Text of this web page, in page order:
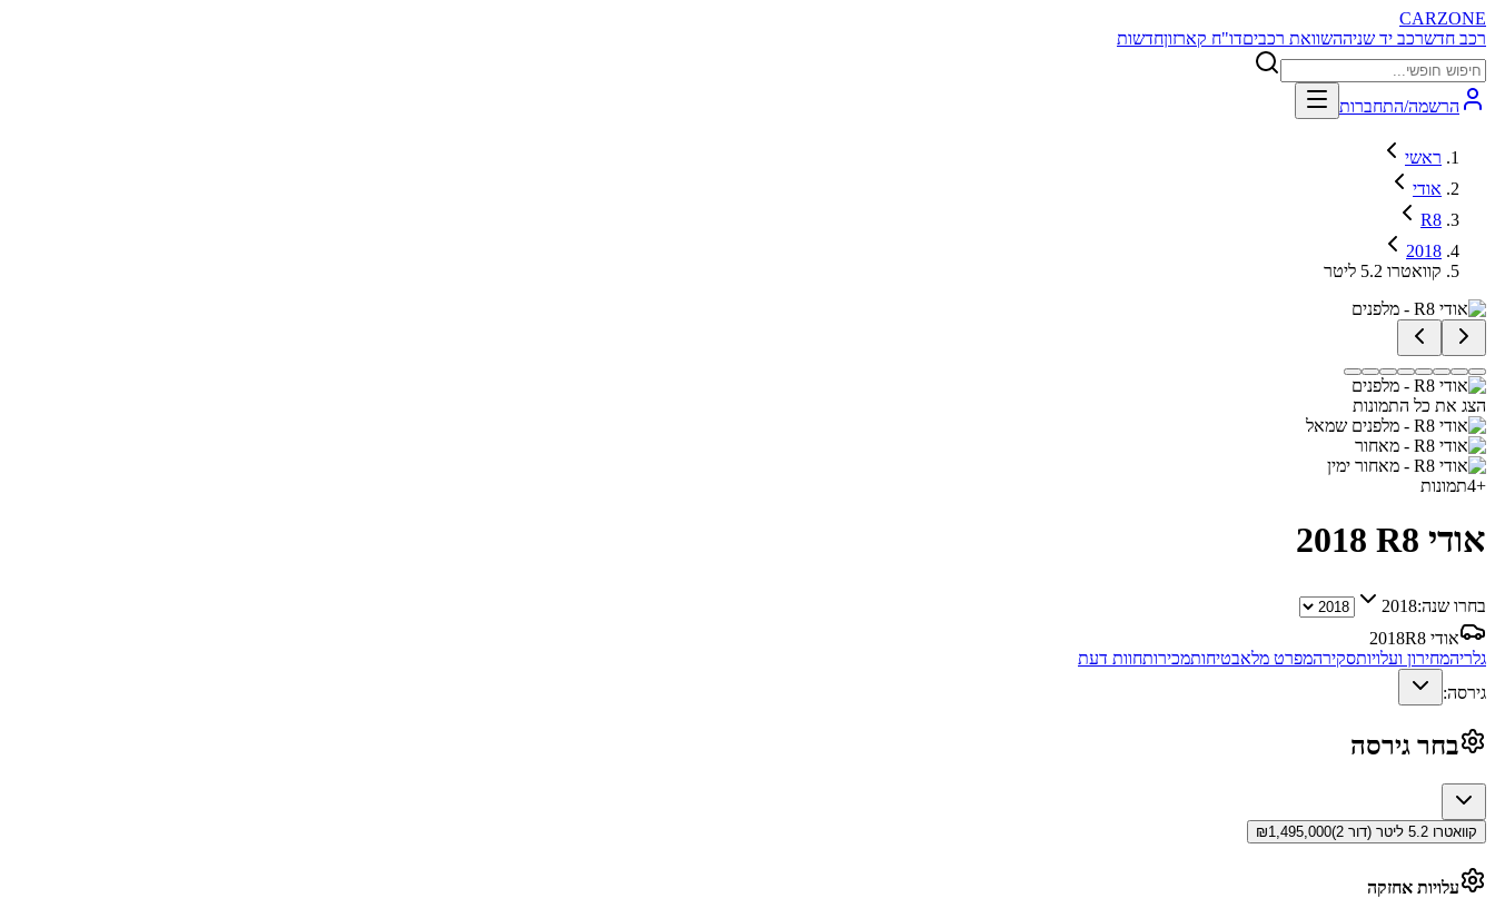
CARZONE
רכב חדשרכב יד שניההשוואת רכביםדו"ח קארזוןחדשות
הרשמה/התחברות
ראשי
אודי
R8
2018
קוואטרו 5.2 ליטר
הצג את כל התמונות
+
4תמונות
אודי R8 2018
בחרו שנה:2018
אודי R8
2018
גלריהמחירון ועלויותסקירהמפרט מלאבטיחותמכירותחוות דעת
גירסה:
בחר גירסה
קוואטרו 5.2 ליטר (דור 2) ₪1,495,000
עלויות אחזקה